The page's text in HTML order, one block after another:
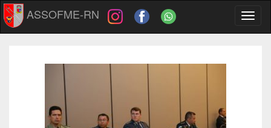
ASSOFME-RN